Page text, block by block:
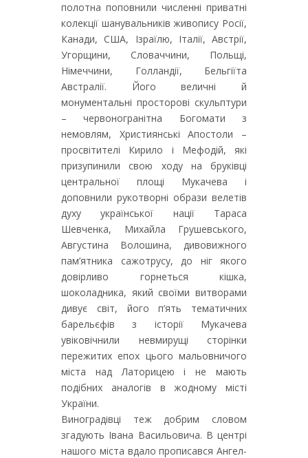
полотна поповнили численні приватні
колекції шанувальників живопису Росії,
Канади, США, Ізраїлю, Італії, Австрії,
Угорщини, Словаччини, Польщі,
Німеччини, Голландії, Бельгіїта
Австралії. Його величні й
монументальні просторові скульптури
– червоногранітна Богомати з
немовлям, Християнські Апостоли –
просвітителі Кирило і Мефодій, які
призупинили свою ходу на бруківці
центральної площі Мукачева і
доповнили рукотворні образи велетів
духу української нації Тараса
Шевченка, Михайла Грушевського,
Августина Волошина, дивовижного
пам’ятника сажотрусу, до ніг якого
довірливо горнеться кішка,
шоколадника, який своїми витворами
дивує світ, його п’ять тематичних
барельєфів з історії Мукачева
увіковічнили невмирущі сторінки
пережитих епох цього мальовничого
міста над Латорицею і не мають
подібних аналогів в жодному місті
України.
Виноградівці теж добрим словом
згадують Івана Васильовича. В центрі
нашого міста вдало прописався Ангел-